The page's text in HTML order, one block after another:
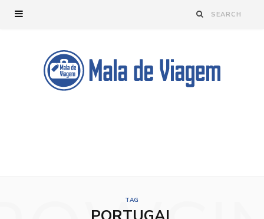
TAG